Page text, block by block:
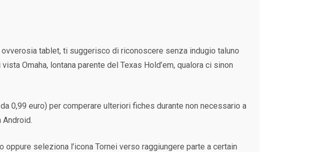
tablet, ti suggerisco di riconoscere senza indugio taluno
Omaha, lontana parente del Texas Hold’em, qualora ci sinon
0,99 euro) per comperare ulteriori fiches durante non necessario a
seleziona l’icona Tornei verso raggiungere parte a certain